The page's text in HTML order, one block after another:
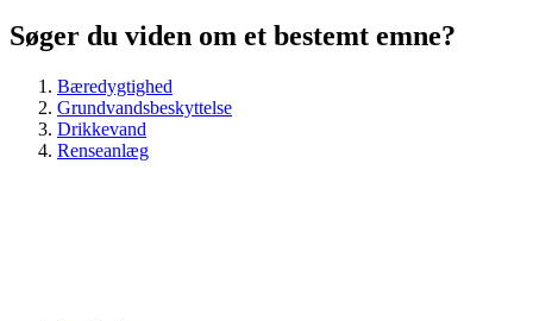
Søger du viden om et bestemt emne?
Bæredygtighed
Grundvandsbeskyttelse
Drikkevand
Renseanlæg